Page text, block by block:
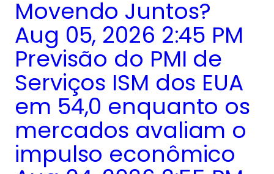
Movendo Juntos?
Aug 05, 2026 2:45 PM
Previsão do PMI de
Serviços ISM dos EUA
em 54,0 enquanto os
mercados avaliam o
impulso econômico